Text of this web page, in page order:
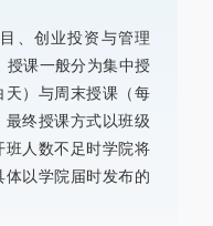
、创业投资与管理
授课一般分为集中授
）与周末授课（每
最终授课方式以班级
人数不足时学院将
以学院届时发布的